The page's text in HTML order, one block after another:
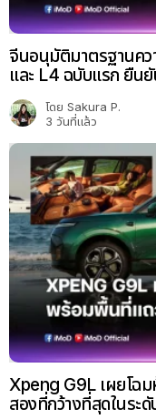
จีนอนุมัติมาตรฐานค
และ L4 ฉบับแรก ยืน
โดย Sakura P.
3 วันที่แล้ว
Xpeng G9L เผยโฉ
สองที่กว้างที่สุดในระดั